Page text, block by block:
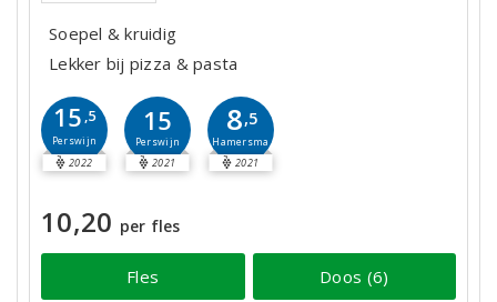
Soepel & kruidig
Lekker bij pizza & pasta
15 ,5
Perswijn
2022
15
Perswijn
2021
8,5
Hamersma
2021
10,20 per fles
Fles Doos (6)